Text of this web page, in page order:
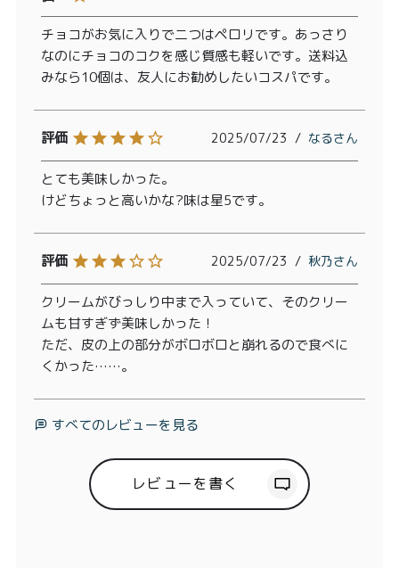
チョコがお気に入りで二つはペロリです。あっさり
なのにチョコのコクを感じ質感も軽いです。送料込
みなら10個は、友人にお勧めしたいコスパです。
なる
2025/07/23
とても美味しかった。
けどちょっと高いかな?味は星5です。
秋乃
2025/07/23
クリームがびっしり中まで入っていて、そのクリー
ムも甘すぎず美味しかった！
ただ、皮の上の部分がボロボロと崩れるので食べに
くかった……。
すべてのレビューを見る
レビューを書く